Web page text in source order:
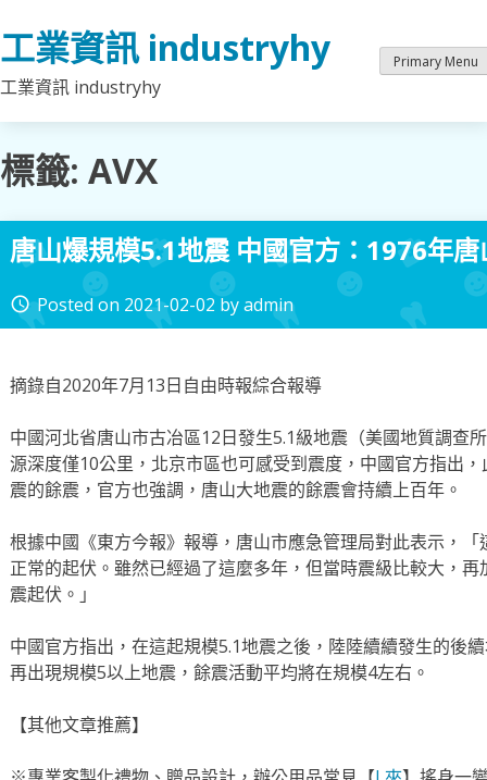
to
content
工業資訊 industryhy
工業資訊 industryhy
Primary Menu
標籤: AVX
唐山爆規模5.1地震 中國官方：1976年
access_time Posted on 2021-02-02 byadmin
摘錄自2020年7月13日自由時報綜合報導
中國河北省唐山市古冶區12日發生5.1級地震（美國地質調查
源深度僅10公里，北京市區也可感受到震度，中國官方指出
震的餘震，官方也強調，唐山大地震的餘震會持續上百年。
根據中國《東方今報》報導，唐山市應急管理局對此表示，
正常的起伏。雖然已經過了這麼多年，但當時震級比較大，
震起伏。」
中國官方指出，在這起規模5.1地震之後，陸陸續續發生的後
再出現規模5以上地震，餘震活動平均將在規模4左右。
【其他文章推薦】